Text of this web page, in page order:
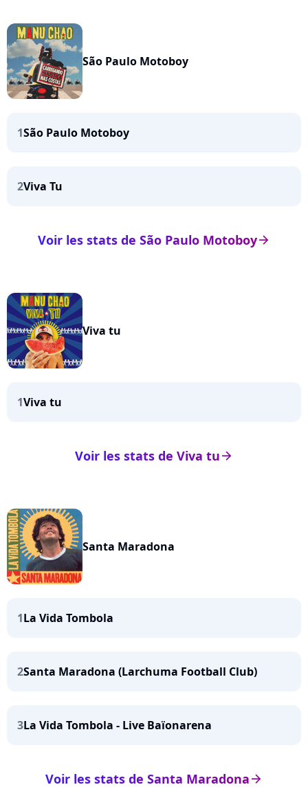
São Paulo Motoboy
1São Paulo Motoboy
2Viva Tu
arrow_right
Voir les stats de São Paulo Motoboy
Viva tu
1Viva tu
arrow_right
Voir les stats de Viva tu
Santa Maradona
1La Vida Tombola
2Santa Maradona (Larchuma Football Club)
3La Vida Tombola - Live Baïonarena
arrow_right
Voir les stats de Santa Maradona